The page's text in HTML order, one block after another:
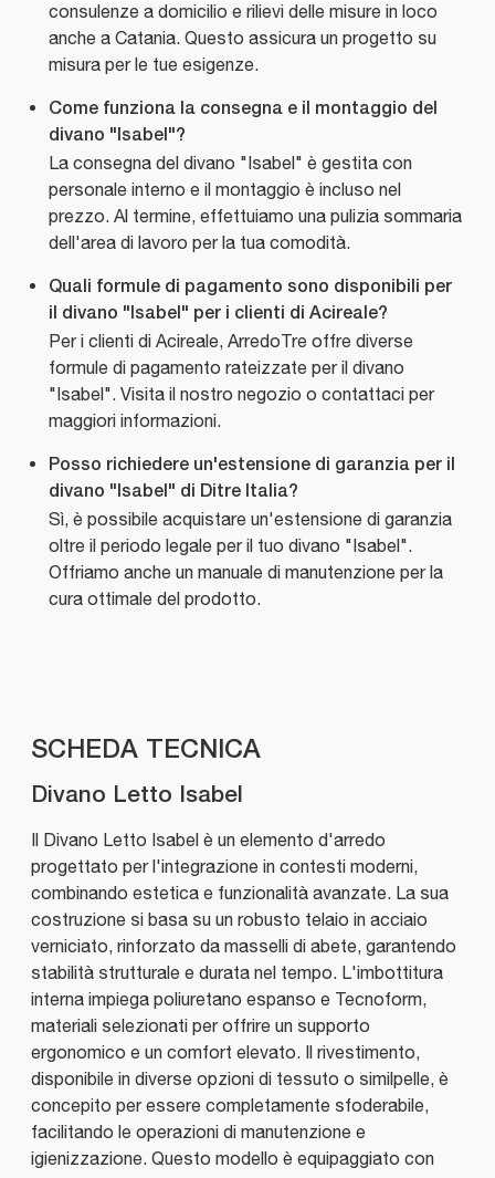
consulenze a domicilio e rilievi delle misure in loco
anche a Catania. Questo assicura un progetto su
misura per le tue esigenze.
Come funziona la consegna e il montaggio del
divano "Isabel"?
La consegna del divano "Isabel" è gestita con
personale interno e il montaggio è incluso nel
prezzo. Al termine, effettuiamo una pulizia sommaria
dell'area di lavoro per la tua comodità.
Quali formule di pagamento sono disponibili per
il divano "Isabel" per i clienti di Acireale?
Per i clienti di Acireale, ArredoTre offre diverse
formule di pagamento rateizzate per il divano
"Isabel". Visita il nostro negozio o contattaci per
maggiori informazioni.
Posso richiedere un'estensione di garanzia per il
divano "Isabel" di Ditre Italia?
Sì, è possibile acquistare un'estensione di garanzia
oltre il periodo legale per il tuo divano "Isabel".
Offriamo anche un manuale di manutenzione per la
cura ottimale del prodotto.
SCHEDA TECNICA
Divano Letto Isabel
Il Divano Letto Isabel è un elemento d'arredo
progettato per l'integrazione in contesti moderni,
combinando estetica e funzionalità avanzate. La sua
costruzione si basa su un robusto telaio in acciaio
verniciato, rinforzato da masselli di abete, garantendo
stabilità strutturale e durata nel tempo. L'imbottitura
interna impiega poliuretano espanso e Tecnoform,
materiali selezionati per offrire un supporto
ergonomico e un comfort elevato. Il rivestimento,
disponibile in diverse opzioni di tessuto o similpelle, è
concepito per essere completamente sfoderabile,
facilitando le operazioni di manutenzione e
igienizzazione. Questo modello è equipaggiato con